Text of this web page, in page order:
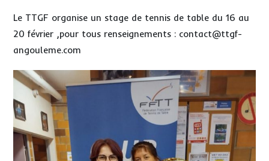
Le TTGF organise un stage de tennis de table du 16 au
20 février ,pour tous renseignements : contact@ttgf-
angouleme.com